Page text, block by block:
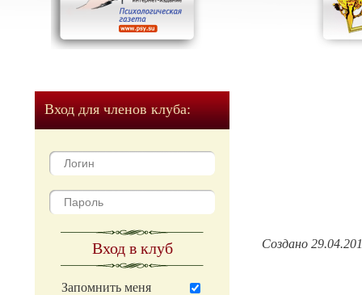
Вход для членов клуба:
Вход в клуб
Запомнить меня
Создано